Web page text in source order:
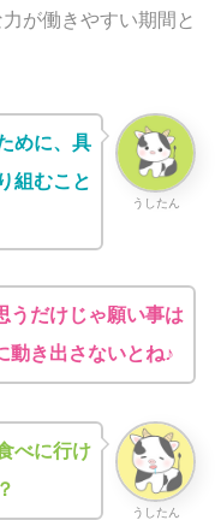
が働きやすい期間と
うしたん
めに、具
組むこと
うだけじゃ願い事は
動き出さないとね♪
うしたん
べに行け